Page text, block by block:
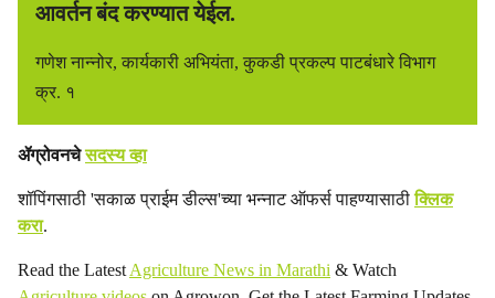
आवर्तन बंद करण्यात येईल.
गणेश नान्नोर, कार्यकारी अभियंता, कुकडी प्रकल्प पाटबंधारे विभाग
क्र. १
ॲग्रोवनचेसदस्य व्हा
शॉपिंगसाठी 'सकाळ प्राईम डील्स'च्या भन्नाट ऑफर्स पाहण्यासाठीक्लिक
करा.
Read the Latest Agriculture News in Marathi & Watch